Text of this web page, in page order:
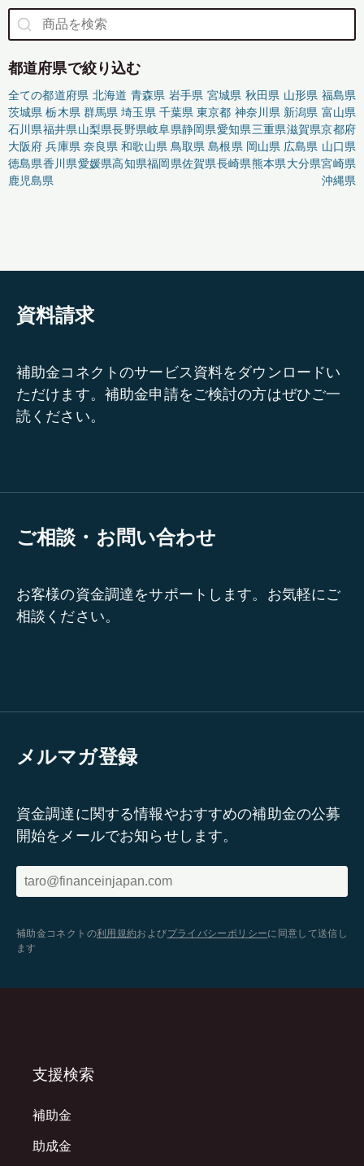
都道府県で絞り込む
全ての都道府県 北海道 青森県 岩手県 宮城県 秋田県 山形県 福島県
茨城県 栃木県 群馬県 埼玉県 千葉県 東京都 神奈川県 新潟県 富山県
石川県福井県山梨県長野県岐阜県静岡県愛知県三重県滋賀県京都府
大阪府 兵庫県 奈良県 和歌山県 鳥取県 島根県 岡山県 広島県 山口県
徳島県香川県愛媛県高知県福岡県佐賀県長崎県熊本県大分県宮崎県
鹿児島県
沖縄県
資料請求
補助金コネクトのサービス資料をダウンロードい
ただけます。補助金申請をご検討の方はぜひご一
読ください。
ご相談・お問い合わせ
お客様の資金調達をサポートします。お気軽にご
相談ください。
メルマガ登録
資金調達に関する情報やおすすめの補助金の公募
開始をメールでお知らせします。
補助金コネクトの利用規約およびプライバシーポリシーに同意して送信し
ます
支援検索
補助金
助成金